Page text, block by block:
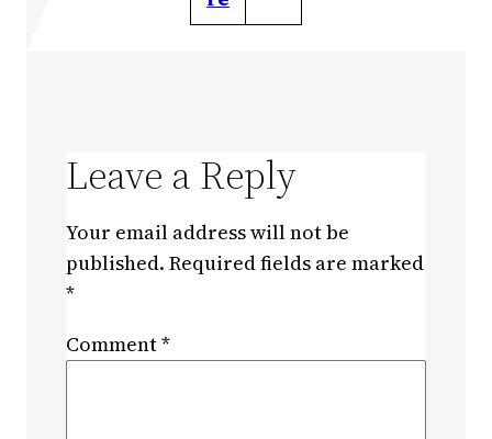
Leave a Reply
Your email address will not be
published. Required fields are marked
*
Comment*